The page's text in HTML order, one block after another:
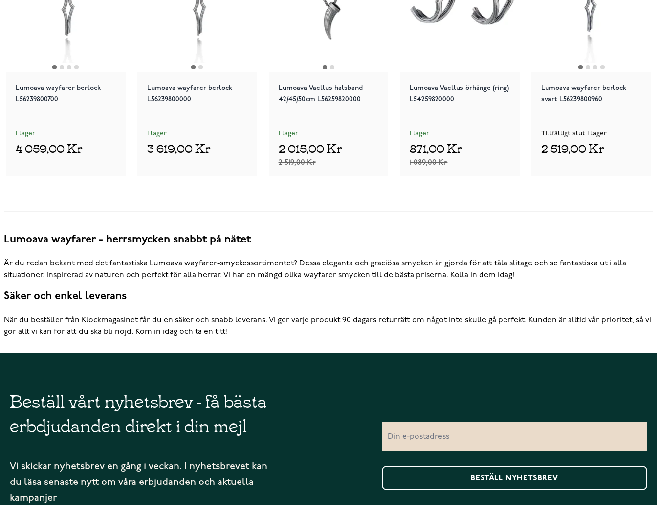
Lumoava wayfarer berlock
L56239800700
I lager
4 059,00 Kr
Lumoava wayfarer berlock
L56239800000
I lager
3 619,00 Kr
Lumoava Vaellus halsband
42/45/50cm L56259820000
I lager
2 519,00 Kr
2 015,00 Kr
Lumoava Vaellus örhänge (ring)
L54259820000
I lager
1 089,00 Kr
871,00 Kr
Lumoava wayfarer berlock
svart L56239800960
Tillfälligt slut i lager
2 519,00 Kr
Lumoava wayfarer - herrsmycken snabbt på nätet
Är du redan bekant med det fantastiska Lumoava wayfarer-smyckessortimentet? Dessa eleganta och graciösa smycken är gjorda för att tåla slitage och se fantastiska ut i alla
situationer. Inspirerad av naturen och perfekt för alla herrar. Vi har en mängd olika wayfarer smycken till de bästa priserna. Kolla in dem idag!
Säker och enkel leverans
När du beställer från Klockmagasinet får du en säker och snabb leverans. Vi ger varje produkt 90 dagars returrätt om något inte skulle gå perfekt. Kunden är alltid vår prioritet, så vi
gör allt vi kan för att du ska bli nöjd. Kom in idag och ta en titt!
Beställ vårt nyhetsbrev - få bästa
erbdjudanden direkt i din mejl
Vi skickar nyhetsbrev en gång i veckan. I nyhetsbrevet kan
du läsa senaste nytt om våra erbjudanden och aktuella
kampanjer
BESTÄLL NYHETSBREV